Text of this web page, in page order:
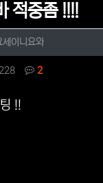
적중좀 !!!!
자 정보
세이니요와작성
츠 정보
조회 2댓글
!!